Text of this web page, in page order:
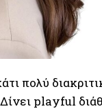
πολύ
playful